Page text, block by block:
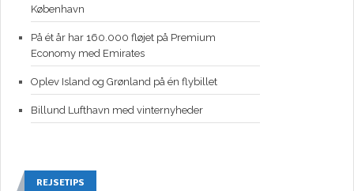
København
På ét år har 160.000 fløjet på Premium
Economy med Emirates
Oplev Island og Grønland på én flybillet
Billund Lufthavn med vinternyheder
REJSETIPS